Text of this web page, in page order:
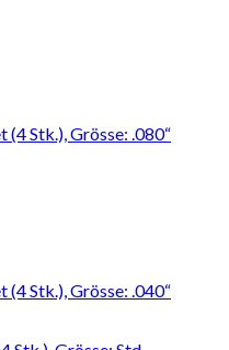
Stk.), Grösse: .080“
Stk.), Grösse: .040“